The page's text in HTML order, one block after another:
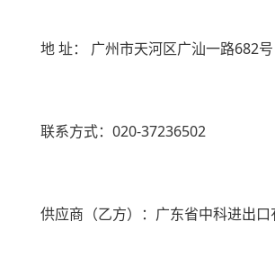
地址： 广州市天河区广汕一路682号
联系方式： 020-37236502
供应商（乙方）：广东省中科进出口